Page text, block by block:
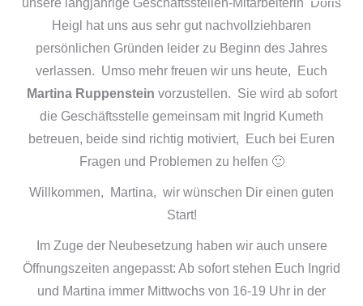
unsere langjährige Geschäftsstellen-Mitarbeiterin Doris
Heigl hat uns aus sehr gut nachvollziehbaren
persönlichen Gründen leider zu Beginn des Jahres
verlassen. Umso mehr freuen wir uns heute, Euch
Martina Ruppenstein vorzustellen. Sie wird ab sofort
die Geschäftsstelle gemeinsam mit Ingrid Kumeth
betreuen, beide sind richtig motiviert, Euch bei Euren
Fragen und Problemen zu helfen 🙂
Willkommen, Martina, wir wünschen Dir einen guten
Start!
Im Zuge der Neubesetzung haben wir auch unsere
Öffnungszeiten angepasst: Ab sofort stehen Euch Ingrid
und Martina immer Mittwochs von 16-19 Uhr in der